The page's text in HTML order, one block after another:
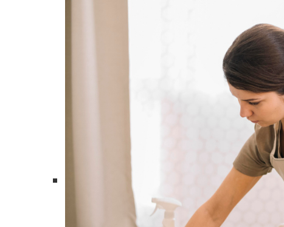
Химчистка диванов
Химчистка матрасов
Уборка после пожара
Уборка после потопа